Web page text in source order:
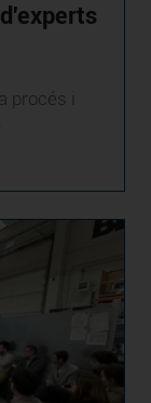
procés i